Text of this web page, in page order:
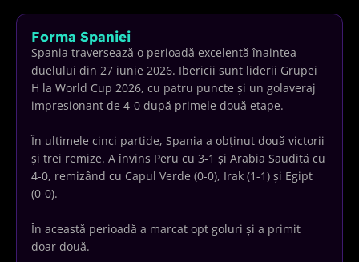
Forma Spaniei
Spania traversează o perioadă excelentă înaintea
duelului din 27 iunie 2026. Ibericii sunt liderii Grupei
H la World Cup 2026, cu patru puncte și un golaveraj
impresionant de 4-0 după primele două etape.
În ultimele cinci partide, Spania a obținut două victorii
și trei remize. A învins Peru cu 3-1 și Arabia Saudită cu
4-0, remizând cu Capul Verde (0-0), Irak (1-1) și Egipt
(0-0).
În această perioadă a marcat opt goluri și a primit
doar două.